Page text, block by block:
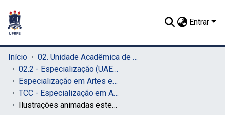
Entrar
Início
02. Unidade Acadêmica de Educação a Distância e Tecnologia (UAEADTec)
02.2 - Especialização (UAEADTec)
Especialização em Artes e Tecnologia (UAEADTec)
TCC - Especialização em Artes e Tecnologia (UAEADTec)
Ilustrações animadas estereoscópicas: análise de uma técnica